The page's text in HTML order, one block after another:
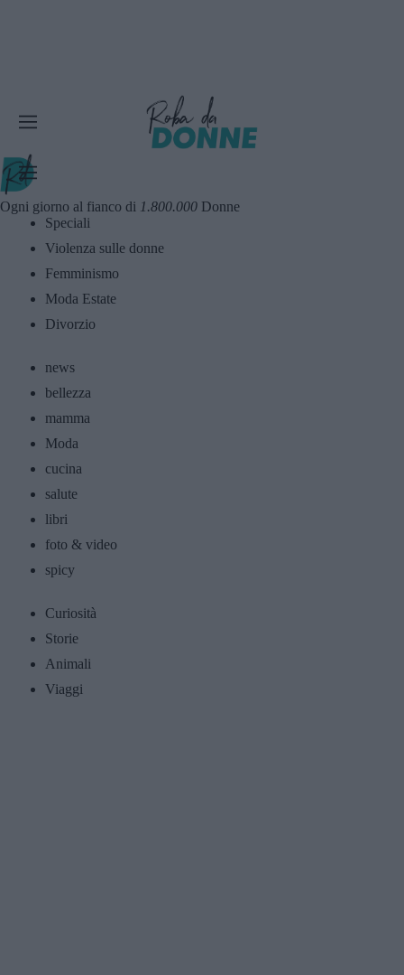
Ogni giorno al fianco di 1.800.000 Donne
Speciali
Violenza sulle donne
Femminismo
Moda Estate
Divorzio
news
bellezza
mamma
Moda
cucina
salute
libri
foto & video
spicy
Curiosità
Storie
Animali
Viaggi